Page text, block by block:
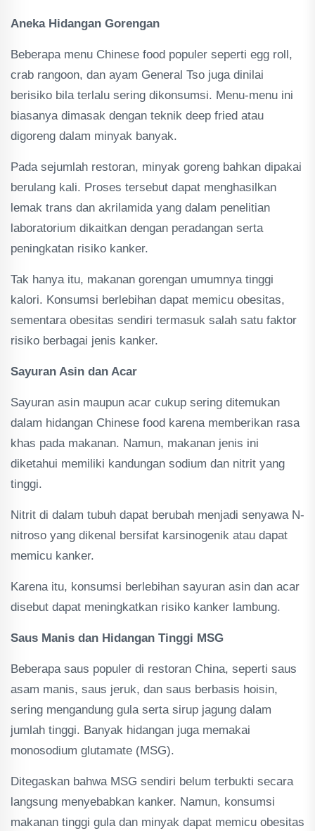
Aneka Hidangan Gorengan
Beberapa menu Chinese food populer seperti egg roll,
crab rangoon, dan ayam General Tso juga dinilai
berisiko bila terlalu sering dikonsumsi. Menu-menu ini
biasanya dimasak dengan teknik deep fried atau
digoreng dalam minyak banyak.
Pada sejumlah restoran, minyak goreng bahkan dipakai
berulang kali. Proses tersebut dapat menghasilkan
lemak trans dan akrilamida yang dalam penelitian
laboratorium dikaitkan dengan peradangan serta
peningkatan risiko kanker.
Tak hanya itu, makanan gorengan umumnya tinggi
kalori. Konsumsi berlebihan dapat memicu obesitas,
sementara obesitas sendiri termasuk salah satu faktor
risiko berbagai jenis kanker.
Sayuran Asin dan Acar
Sayuran asin maupun acar cukup sering ditemukan
dalam hidangan Chinese food karena memberikan rasa
khas pada makanan. Namun, makanan jenis ini
diketahui memiliki kandungan sodium dan nitrit yang
tinggi.
Nitrit di dalam tubuh dapat berubah menjadi senyawa N-
nitroso yang dikenal bersifat karsinogenik atau dapat
memicu kanker.
Karena itu, konsumsi berlebihan sayuran asin dan acar
disebut dapat meningkatkan risiko kanker lambung.
Saus Manis dan Hidangan Tinggi MSG
Beberapa saus populer di restoran China, seperti saus
asam manis, saus jeruk, dan saus berbasis hoisin,
sering mengandung gula serta sirup jagung dalam
jumlah tinggi. Banyak hidangan juga memakai
monosodium glutamate (MSG).
Ditegaskan bahwa MSG sendiri belum terbukti secara
langsung menyebabkan kanker. Namun, konsumsi
makanan tinggi gula dan minyak dapat memicu obesitas